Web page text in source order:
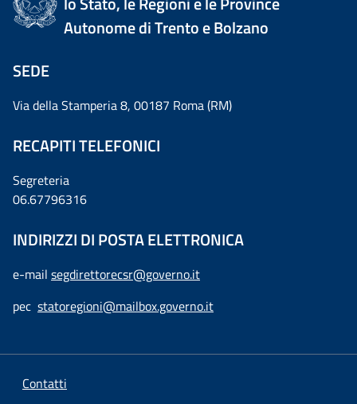
Autonome di Trento e Bolzano
SEDE
Via della Stamperia 8, 00187 Roma (RM)
RECAPITI TELEFONICI
Segreteria
06.67796316
INDIRIZZI DI POSTA ELETTRONICA
e-mail segdirettorecsr@governo.it
pec statoregioni@mailbox.governo.it
Contatti